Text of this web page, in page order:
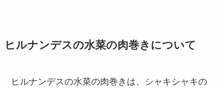
ヒルナンデスの水菜の肉巻きについて
ヒルナンデスの水菜の肉巻きは、シャキシャキの